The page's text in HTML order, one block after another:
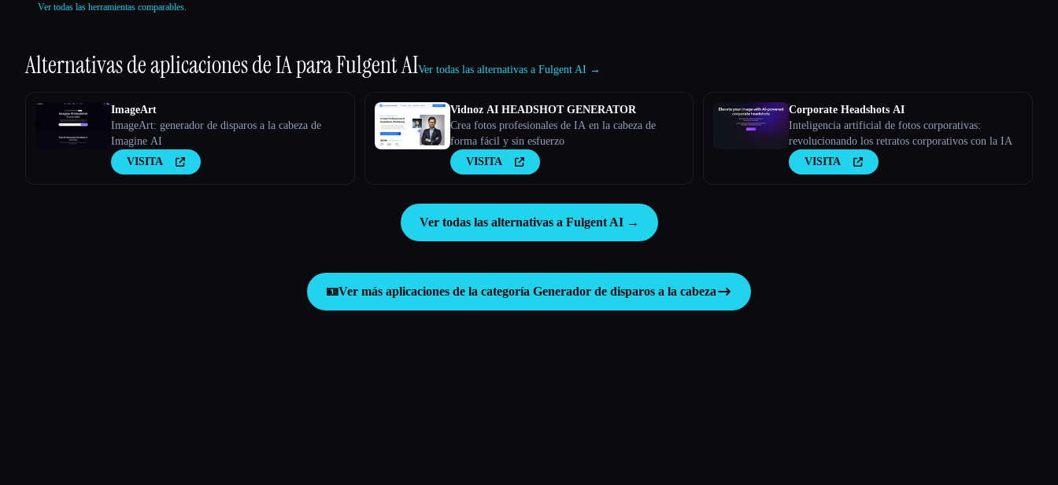
Ver todas las herramientas comparables.
Alternativas de aplicaciones de IA paraFulgent AIVer todas las alternativas a Fulgent AI →
ImageArt
ImageArt: generador de disparos a la cabeza de
Imagine AI
VISITA
Vidnoz AI HEADSHOT GENERATOR
Crea fotos profesionales de IA en la cabeza de
forma fácil y sin esfuerzo
VISITA
Corporate Headshots AI
Inteligencia artificial de fotos corporativas:
revolucionando los retratos corporativos con la IA
VISITA
Ver todas las alternativas a Fulgent AI →
🪪Ver más aplicaciones de la categoría Generador de disparos a la cabeza